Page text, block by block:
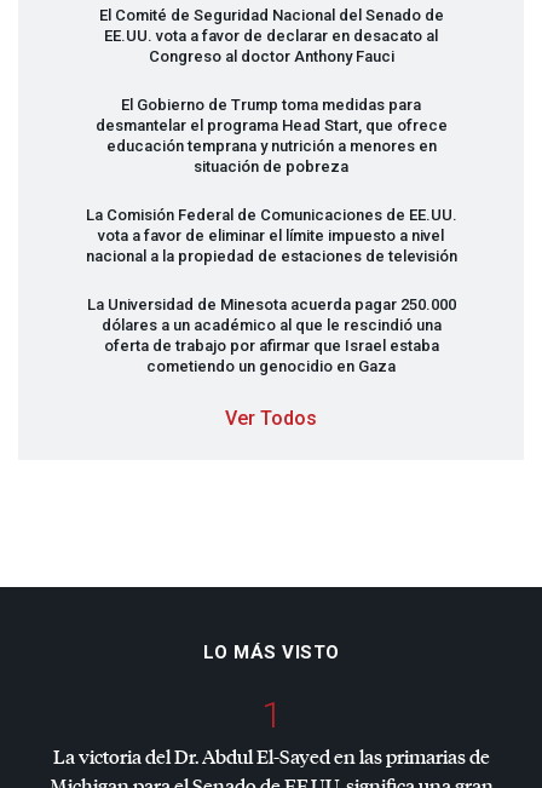
El Comité de Seguridad Nacional del Senado de
EE.UU. vota a favor de declarar en desacato al
Congreso al doctor Anthony Fauci
El Gobierno de Trump toma medidas para
desmantelar el programa Head Start, que ofrece
educación temprana y nutrición a menores en
situación de pobreza
La Comisión Federal de Comunicaciones de EE.UU.
vota a favor de eliminar el límite impuesto a nivel
nacional a la propiedad de estaciones de televisión
La Universidad de Minesota acuerda pagar 250.000
dólares a un académico al que le rescindió una
oferta de trabajo por afirmar que Israel estaba
cometiendo un genocidio en Gaza
Ver Todos
LO MÁS VISTO
1
La victoria del Dr. Abdul El-Sayed en las primarias de